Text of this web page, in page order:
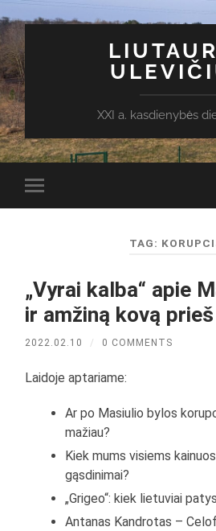
XXI a. kasdienybės
Toggle
mobile
TAG:
„Vyrai kalba“ apie
ir amžiną kovą
2022.02.10 / 0 COMMENTS
Laidoje aptariame:
Ar po Masiulio bylos
mažiau?
Kiek mums visiems
gąsdinimai?
„Grigeo“: kiek lietuviai
Antanas Kandrotas –